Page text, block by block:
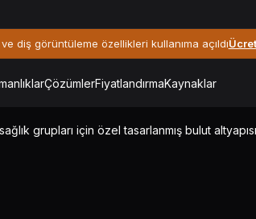
diş görüntüleme özellikleri kullanıma açıldı
ÇözümlerFiyatlandırmaKaynaklar
grupları için özel tasarlanmış bulut